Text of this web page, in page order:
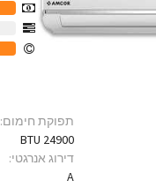
תפוקת חימום:
24900 BTU
דירוג אנרגטי:
A